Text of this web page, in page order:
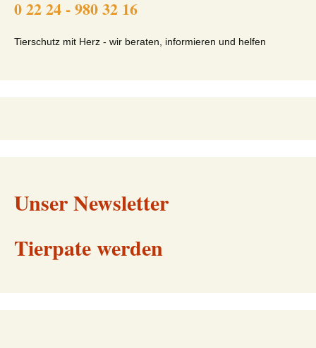
0 22 24 - 980 32 16
Tierschutz mit Herz - wir beraten, informieren und helfen
Unser Newsletter
Tierpate werden